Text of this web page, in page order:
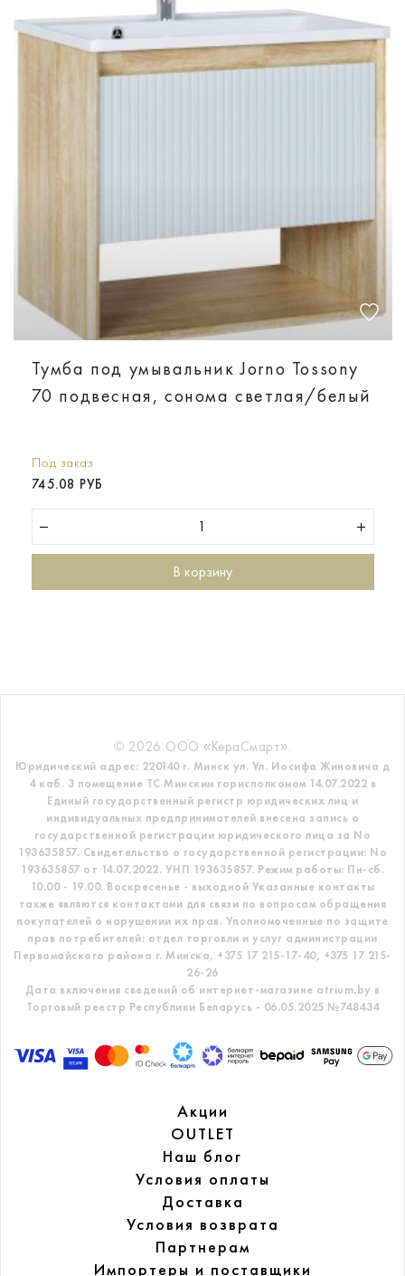
Тумба под умывальник Jorno Tossony
70 подвесная, cонома светлая/белый
Под заказ
745.08 РУБ
В корзину
© 2026 ООО «КераСмарт».
Юридический адрес: 220140 г. Минск ул. Ул. Иосифа Жиновича д
4 каб. 3 помещение ТС Минским горисполкомом 14.07.2022 в
Единый государственный регистр юридических лиц и
индивидуальных предпринимателей внесена запись о
государственной регистрации юридического лица за No
193635857. Свидетельство о государственной регистрации: No
193635857 от 14.07.2022. УНП 193635857. Режим работы: Пн-сб.
10.00 - 19.00. Воскресенье - выходной Указанные контакты
также являются контактами для связи по вопросам обращения
покупателей о нарушении их прав. Уполномоченные по защите
прав потребителей: отдел торговли и услуг администрации
Первомайского района г. Минска, +375 17 215-17-40, +375 17 215-
26-26
Дата включения сведений об интернет-магазине atrium.by в
Торговый реестр Республики Беларусь - 06.05.2025 №748434
Акции
OUTLET
Наш блог
Условия оплаты
Доставка
Условия возврата
Партнерам
Импортеры и поставщики